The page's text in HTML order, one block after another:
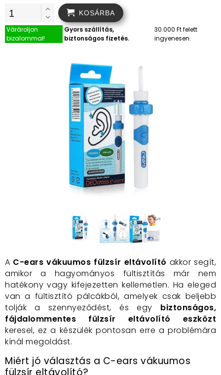
KOSÁRBA
Várároljon
bizalommal!
Gyors szállítás,
biztonságos fizetés.
30.000 Ft felett
ingyenesen.
A C-ears vákuumos fülzsír eltávolító akkor segít,
amikor a hagyományos fültisztítás már nem
hatékony vagy kifejezetten kellemetlen. Ha eleged
van a fültisztító pálcákból, amelyek csak beljebb
tolják a szennyeződést, és egy biztonságos,
fájdalommentes fülzsír eltávolító eszközt
keresel, ez a készülék pontosan erre a problémára
kínál megoldást.
Miért jó választás a C-ears vákuumos
fülzsír eltávolító?